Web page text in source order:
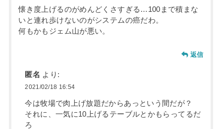
懐き度上げるのがめんどくさすぎる…100まで積まな
いと連れ歩けないのがシステムの癌だわ。
何もかもジェム山が悪い。
返信
匿名 より:
2021/02/18 16:54
今は牧場で肉上げ放題だからあっという間だが？
それに、一気に10上げるテーブルとかもらってるだ
ろ